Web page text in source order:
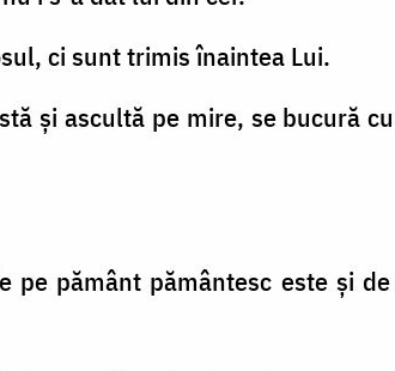
ci sunt trimis înaintea Lui.
şi ascultă pe mire, se bucură
pe pământ pământesc este şi